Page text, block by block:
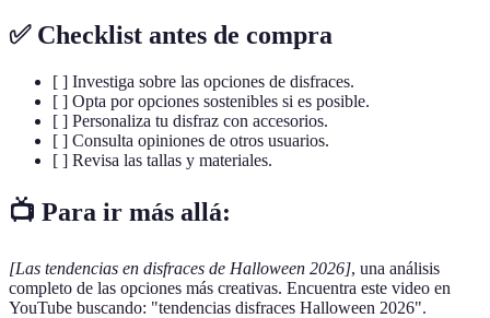
✅ Checklist antes de compra
[ ] Investiga sobre las opciones de disfraces.
[ ] Opta por opciones sostenibles si es posible.
[ ] Personaliza tu disfraz con accesorios.
[ ] Consulta opiniones de otros usuarios.
[ ] Revisa las tallas y materiales.
📺 Para ir más allá:
[Las tendencias en disfraces de Halloween 2026], una análisis
completo de las opciones más creativas. Encuentra este video en
YouTube buscando: "tendencias disfraces Halloween 2026".